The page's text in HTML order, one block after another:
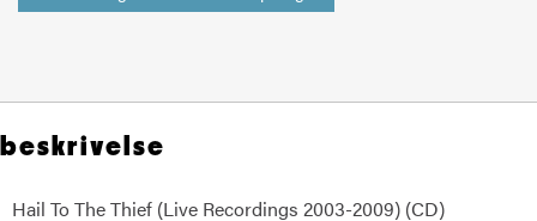
beskrivelse
Hail To The Thief (Live Recordings 2003-2009) (CD)